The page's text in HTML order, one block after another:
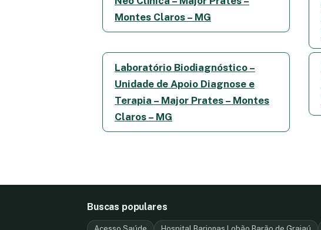
Montes Claros – MG
Laboratório Biodiagnóstico –
Unidade de Apoio Diagnose e
Terapia – Major Prates – Montes
Claros – MG
Buscas populares